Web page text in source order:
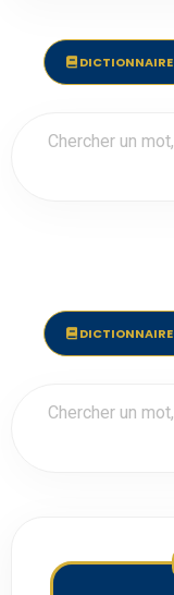
DICTIONNAIRE
DICTIONNAIRE